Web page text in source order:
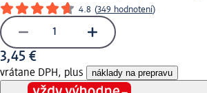
4.8 (349 hodnotení)
3,45 €
vrátane DPH, plus náklady na prepravu